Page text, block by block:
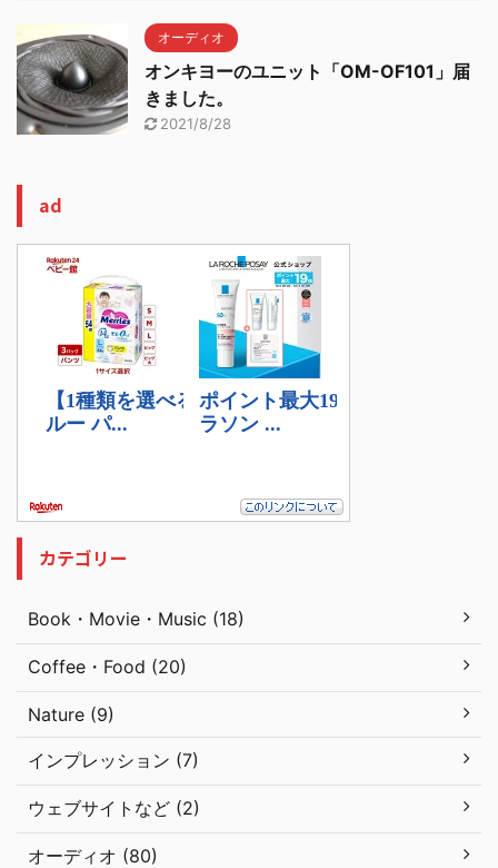
オーディオ
オンキヨーのユニット「OM-OF101」届
きました。
2021/8/28
ad
カテゴリー
Book・Movie・Music (18)
Coffee・Food (20)
Nature (9)
インプレッション (7)
ウェブサイトなど (2)
オーディオ (80)